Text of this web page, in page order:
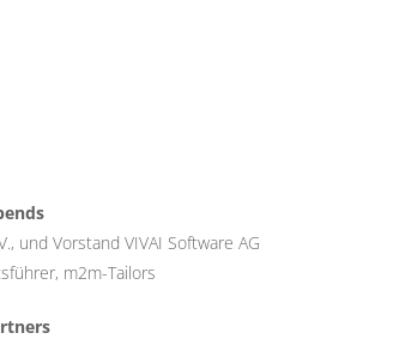
und Vorstand VIVAI Software AG
m2m-Tailors